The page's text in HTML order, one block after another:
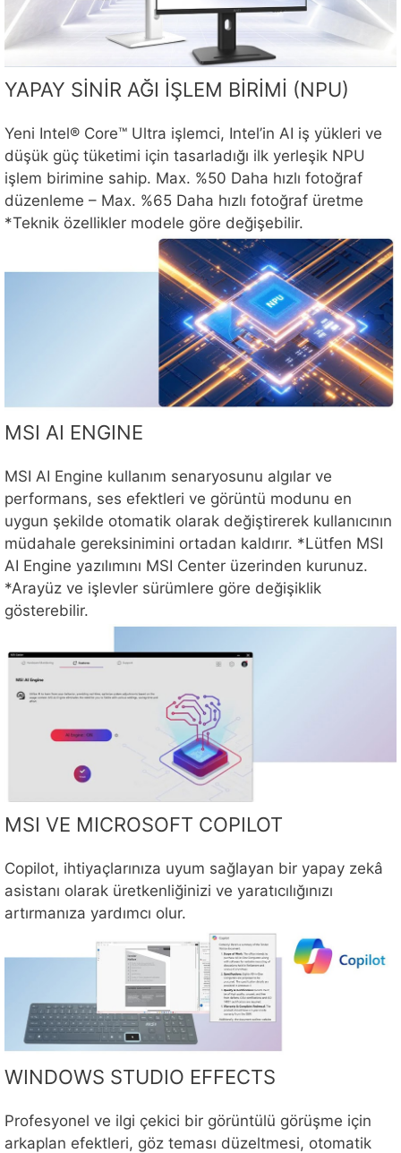
YAPAY SİNİR AĞI İŞLEM BİRİMİ (NPU)
Yeni Intel® Core™ Ultra işlemci, Intel’in AI iş yükleri ve
düşük güç tüketimi için tasarladığı ilk yerleşik NPU
işlem birimine sahip. Max. %50 Daha hızlı fotoğraf
düzenleme – Max. %65 Daha hızlı fotoğraf üretme
*Teknik özellikler modele göre değişebilir.
MSI AI ENGINE
MSI AI Engine kullanım senaryosunu algılar ve
performans, ses efektleri ve görüntü modunu en
uygun şekilde otomatik olarak değiştirerek kullanıcının
müdahale gereksinimini ortadan kaldırır. *Lütfen MSI
AI Engine yazılımını MSI Center üzerinden kurunuz.
*Arayüz ve işlevler sürümlere göre değişiklik
gösterebilir.
MSI VE MICROSOFT COPILOT
Copilot, ihtiyaçlarınıza uyum sağlayan bir yapay zekâ
asistanı olarak üretkenliğinizi ve yaratıcılığınızı
artırmanıza yardımcı olur.
WINDOWS STUDIO EFFECTS
Profesyonel ve ilgi çekici bir görüntülü görüşme için
arkaplan efektleri, göz teması düzeltmesi, otomatik